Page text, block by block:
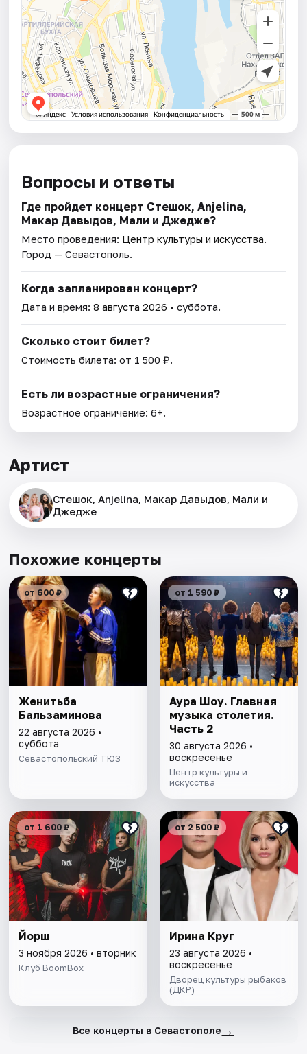
Вопросы и ответы
Где пройдет концерт Стешок, Anjelina,
Макар Давыдов, Мали и Джедже?
Место проведения: Центр культуры и искусства.
Город — Севастополь.
Когда запланирован концерт?
Дата и время:8 августа 2026 • суббота.
Сколько стоит билет?
Стоимость билета: от 1 500 ₽.
Есть ли возрастные ограничения?
Возрастное ограничение: 6+.
Артист
Стешок, Anjelina, Макар Давыдов, Мали и
Джедже
Похожие концерты
от 600 ₽
Женитьба
Бальзаминова
22 августа 2026 •
суббота
Севастопольский ТЮЗ
от 1 590 ₽
Аура Шоу. Главная
музыка столетия.
Часть 2
30 августа 2026 •
воскресенье
Центр культуры и
искусства
от 1 600 ₽
Йорш
3 ноября 2026 • вторник
Клуб BoomBox
от 2 500 ₽
Ирина Круг
23 августа 2026 •
воскресенье
Дворец культуры рыбаков
(ДКР)
Все концерты в Севастополе →